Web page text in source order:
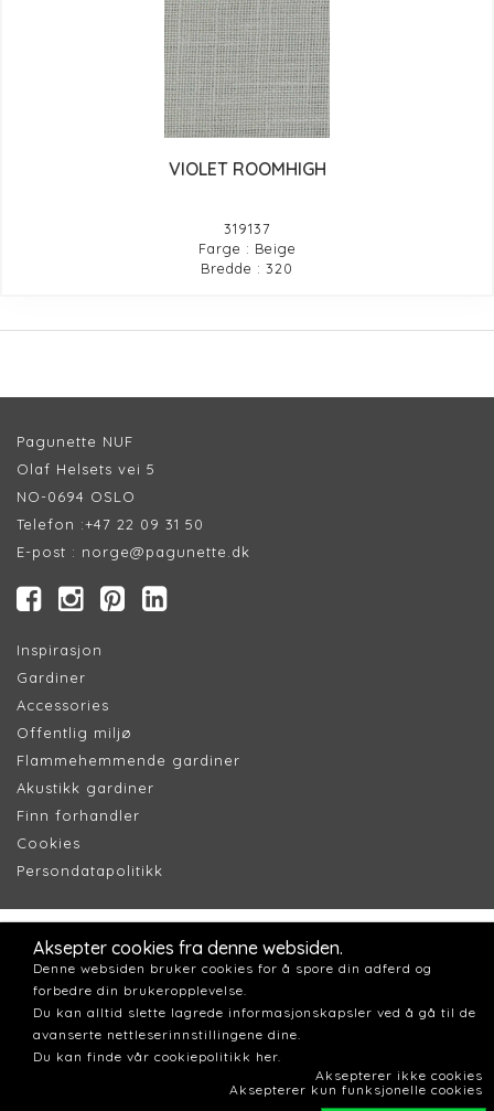
VIOLET ROOMHIGH
319137
Farge : Beige
Bredde : 320
Pagunette NUF
Olaf Helsets vei 5
NO-0694 OSLO
Telefon :+47 22 09 31 50
E-post : norge@pagunette.dk
Inspirasjon
Gardiner
Accessories
Offentlig miljø
Flammehemmende gardiner
Akustikk gardiner
Finn forhandler
Cookies
Persondatapolitikk
Aksepter cookies fra denne websiden.
Denne websiden bruker cookies for å spore din adferd og
forbedre din brukeropplevelse.
Du kan alltid slette lagrede informasjonskapsler ved å gå til de
avanserte nettleserinnstillingene dine.
Du kan finde vår cookiepolitikk her.
Aksepterer ikke cookies
Aksepterer kun funksjonelle cookies